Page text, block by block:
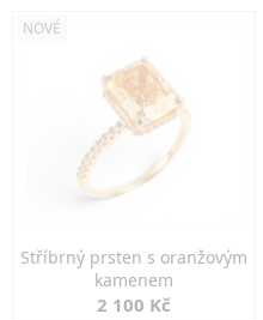
NOVÉ
Stříbrný prsten s oranžovým
kamenem
2 100 Kč